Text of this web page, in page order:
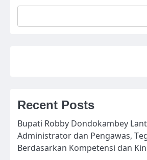
Recent Posts
Bupati Robby Dondokambey
Administrator dan Pengawas,
Berdasarkan Kompetensi dan